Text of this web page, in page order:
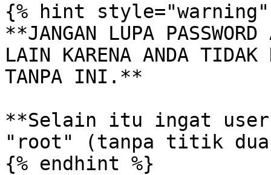
{% hint style="warning"
**JANGAN LUPA
LAIN KARENA ANDA TIDAK
TANPA INI.**
**Selain itu ingat
"root" (tanpa titik
{% endhint %}